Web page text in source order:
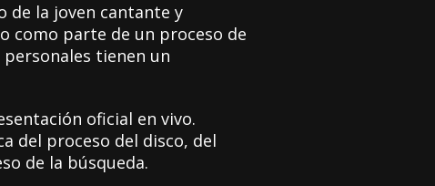
de la joven cantante y
como parte de un proceso de
tienen un
oficial en vivo.
del proceso del disco, del
de la búsqueda.